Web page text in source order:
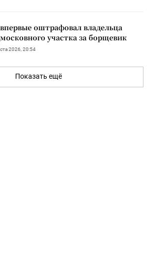
оштрафовал владельца
участка за борщевик
2026, 20:54
Показать ещё